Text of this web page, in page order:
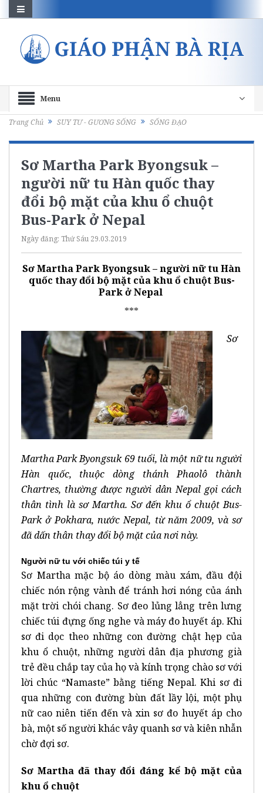
Menu
Trang Chủ SUY TƯ - GƯƠNG SỐNG SỐNG ĐẠO
Sơ Martha Park Byongsuk –
người nữ tu Hàn quốc thay
đổi bộ mặt của khu ổ chuột
Bus-Park ở Nepal
Ngày đăng: Thứ Sáu 29.03.2019
Sơ Martha Park Byongsuk – người nữ tu Hàn
quốc thay đổi bộ mặt của khu ổ chuột Bus-
Park ở Nepal
***
Sơ
Martha Park Byongsuk 69 tuổi, là một nữ tu người
Hàn quốc, thuộc dòng thánh Phaolô thành
Chartres, thường được người dân Nepal gọi cách
thân tình là sơ Martha. Sơ đến khu ổ chuột Bus-
Park ở Pokhara, nước Nepal, từ năm 2009, và sơ
đã dấn thân thay đổi bộ mặt của nơi này.
Người nữ tu với chiếc túi y tế
Sơ Martha mặc bộ áo dòng màu xám, đầu đội
chiếc nón rộng vành để tránh hơi nóng của ánh
mặt trời chói chang. Sơ đeo lủng lẳng trên lưng
chiếc túi đựng ống nghe và máy đo huyết áp. Khi
sơ đi dọc theo những con đường chật hẹp của
khu ổ chuột, những người dân địa phương già
trẻ đều chắp tay của họ và kính trọng chào sơ với
lời chúc “Namaste” bằng tiếng Nepal. Khi sơ đi
qua những con đường bùn đất lầy lội, một phụ
nữ cao niên tiến đến và xin sơ đo huyết áp cho
bà, một số người khác vây quanh sơ và kiên nhẫn
chờ đợi sơ.
Sơ Martha đã thay đổi đáng kể bộ mặt của
khu ổ chuột